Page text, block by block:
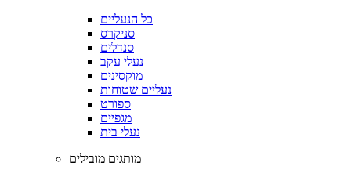
כל הנעליים
סניקרס
סנדלים
נעלי עקב
מוקסינים
נעליים שטוחות
ספורט
מגפיים
נעלי בית
מותגים מובילים